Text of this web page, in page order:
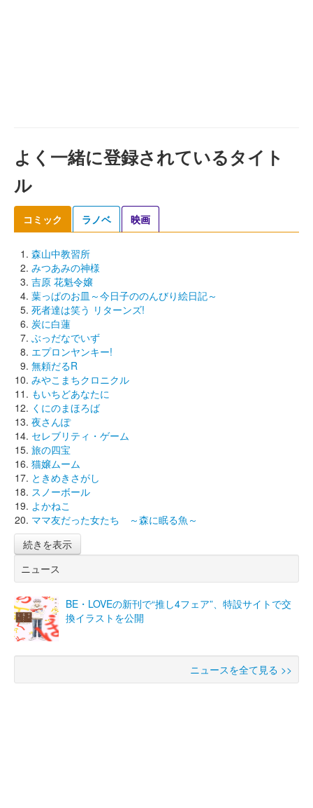
よく一緒に登録されているタイト
ル
コミック ラノベ 映画
森山中教習所
みつあみの神様
吉原 花魁令嬢
葉っぱのお皿～今日子ののんびり絵日記～
死者達は笑う リターンズ!
炭に白蓮
ぶっだなでいず
エプロンヤンキー!
無頼だるR
みやこまちクロニクル
もいちどあなたに
くにのまほろば
夜さんぽ
セレブリティ・ゲーム
旅の四宝
猫嬢ムーム
ときめきさがし
スノーボール
よかねこ
ママ友だった女たち ～森に眠る魚～
続きを表示
ニュース
BE・LOVEの新刊で“推し4フェア”、特設サイトで交
換イラストを公開
ニュースを全て見る >>